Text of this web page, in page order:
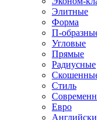
Элитные
Форма
П-
Угловые
Прямые
Радиусные
Стиль
Евро